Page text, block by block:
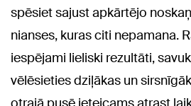
spēsiet sajust apkārtējo
nianses, kuras citi nepamana.
iespējami lieliski rezultāti,
vēlēsieties dziļākas un